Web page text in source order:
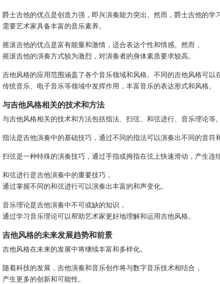
爵士吉他的优点是创造力强，即兴演奏能力突出。然而，爵士吉他的学
需要艺术家具备丰富的音乐素养。
摇滚吉他的优点是富有能量和激情，适合表达个性和情感。然而，
摇滚吉他的演奏方式较为激烈，对演奏者的身体素质要求较高。
吉他风格的应用范围涵盖了各个音乐领域和风格。不同的吉他风格可以
传统音乐、电子音乐等领域中发挥作用，丰富音乐的表达形式和风格。
与吉他风格相关的技术和方法
与吉他风格相关的技术和方法包括指法、扫弦、和弦进行、音乐理论等
指法是吉他演奏中的基础技巧，通过不同的指法可以演奏出不同的音符
扫弦是一种特殊的演奏技巧，通过手指或拇指在弦上快速滑动，产生连
和弦进行是吉他演奏中的重要技巧，
通过掌握不同的和弦进行可以演奏出丰富的和声变化。
音乐理论是吉他演奏中不可或缺的知识，
通过学习音乐理论可以帮助艺术家更好地理解和运用吉他风格。
吉他风格的未来发展趋势和前景
吉他风格在未来的发展中将继续丰富和多样化。
随着科技的发展，吉他演奏和音乐创作将与数字音乐技术相结合，
产生更多的创新和可能性。